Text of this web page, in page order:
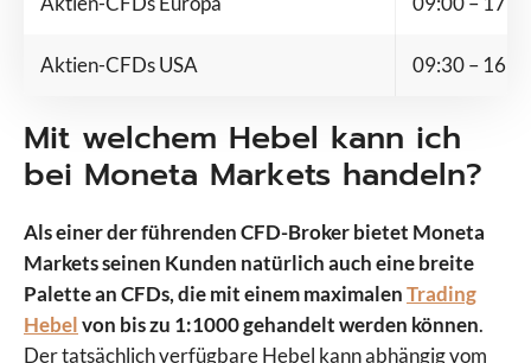
Aktien-CFDs USA 09:30 –
Mit welchem Hebel kann ich
bei Moneta Markets handeln?
Als einer der führenden CFD-Broker bietet Moneta
Markets seinen Kunden natürlich auch eine breite
Palette an CFDs, die mit einem maximalenTrading
Hebelvon bis zu 1:1000 gehandelt werden können.
Der tatsächlich verfügbare Hebel kann abhängig vom